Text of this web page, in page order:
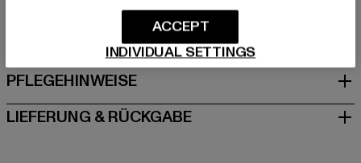
GRÖSSE & PASSFORM
PFLEGEHINWEISE
LIEFERUNG & RÜCKGABE
INDIVIDUAL SETTINGS
ACCEPT